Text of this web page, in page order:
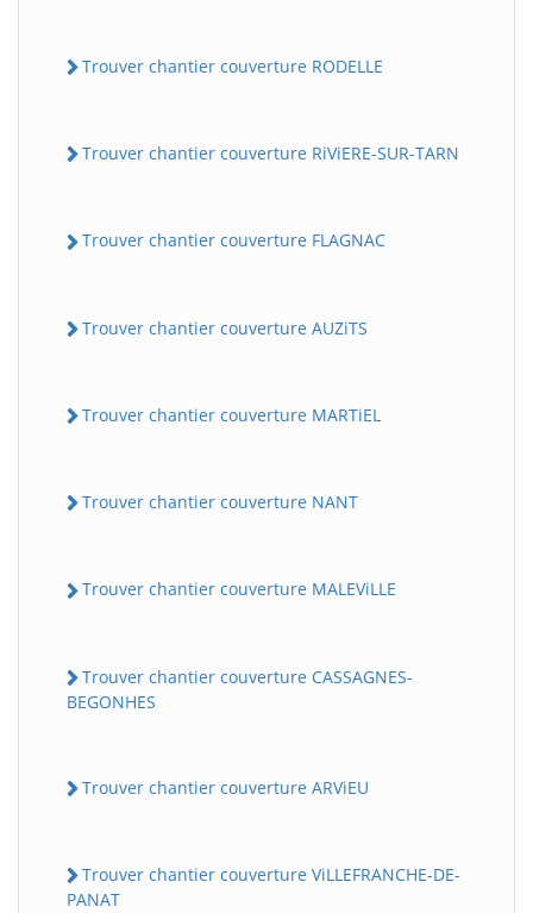
Trouver chantier couverture RODELLE
Trouver chantier couverture RiViERE-SUR-TARN
Trouver chantier couverture FLAGNAC
Trouver chantier couverture AUZiTS
Trouver chantier couverture MARTiEL
Trouver chantier couverture NANT
Trouver chantier couverture MALEViLLE
Trouver chantier couverture CASSAGNES-
BEGONHES
Trouver chantier couverture ARViEU
Trouver chantier couverture ViLLEFRANCHE-DE-
PANAT